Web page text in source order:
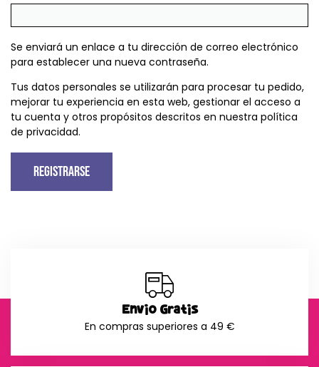
Se enviará un enlace a tu dirección de correo electrónico
para establecer una nueva contraseña.
Tus datos personales se utilizarán para procesar tu pedido,
mejorar tu experiencia en esta web, gestionar el acceso a
tu cuenta y otros propósitos descritos en nuestra política
de privacidad.
Registrarse
Envío Gratis
En compras superiores a 49 €